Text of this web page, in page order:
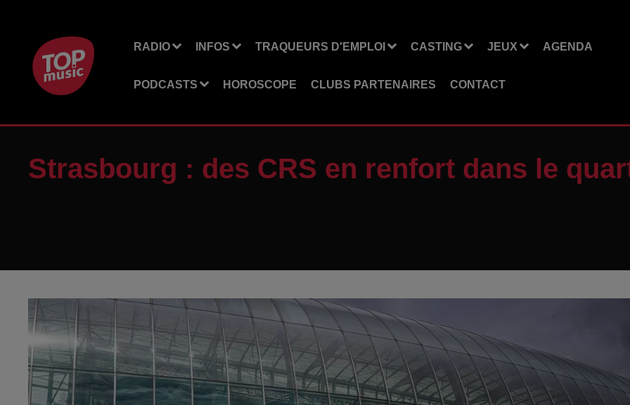
RADIO INFOS TRAQUEURS D'EMPLOI CASTING JEUX AGENDA
PODCASTS HOROSCOPE CLUBS PARTENAIRES CONTACT
Strasbourg : des CRS en renfort dans le